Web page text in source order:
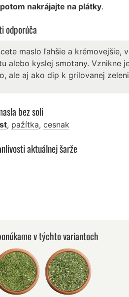
nakrájajte na plátky.
odporúča
maslo ľahšie a krémovejšie,
alebo kyslej smotany. Vznikne
ale aj ako dip k grilovanej
bez soli
, pažítka, cesnak
aktuálnej šarže
v týchto variantoch